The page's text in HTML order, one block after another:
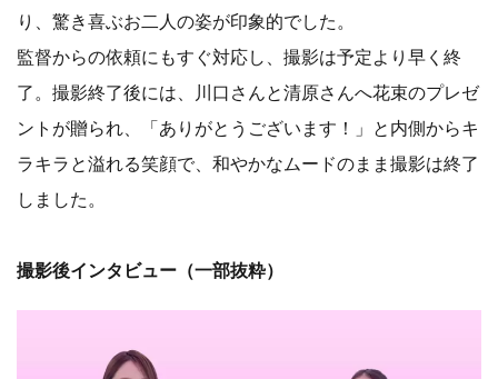
り、驚き喜ぶお二人の姿が印象的でした。
監督からの依頼にもすぐ対応し、撮影は予定より早く終
了。撮影終了後には、川口さんと清原さんへ花束のプレゼ
ントが贈られ、「ありがとうございます！」と内側からキ
ラキラと溢れる笑顔で、和やかなムードのまま撮影は終了
しました。
撮影後インタビュー（一部抜粋）